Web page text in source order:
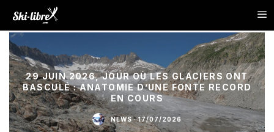
29 JUIN 2026, JOUR OÙ LES GLACIERS ONT
BASCULÉ : ANATOMIE D’UNE FONTE RECORD
EN COURS
NEWS · 17/07/2026